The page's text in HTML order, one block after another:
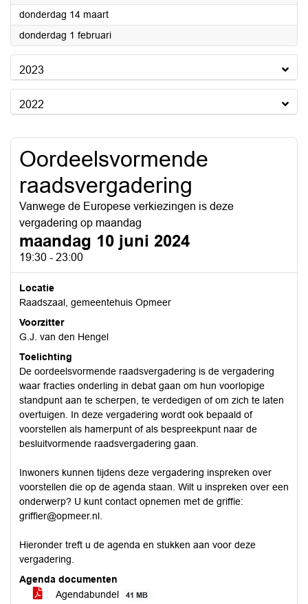
donderdag 14 maart2024
donderdag 1 februari2024
2023
2022
Oordeelsvormende
raadsvergadering
Vanwege de Europese verkiezingen is deze
vergadering op maandag
maandag 10 juni 2024
19:30 - 23:00
Locatie
Raadszaal, gemeentehuis Opmeer
Voorzitter
G.J. van den Hengel
Toelichting
De oordeelsvormende raadsvergadering is de vergadering
waar fracties onderling in debat gaan om hun voorlopige
standpunt aan te scherpen, te verdedigen of om zich te laten
overtuigen. In deze vergadering wordt ook bepaald of
voorstellen als hamerpunt of als bespreekpunt naar de
besluitvormende raadsvergadering gaan.
Inwoners kunnen tijdens deze vergadering inspreken over
voorstellen die op de agenda staan. Wilt u inspreken over een
onderwerp? U kunt contact opnemen met de griffie:
griffier@opmeer.nl.
Hieronder treft u de agenda en stukken aan voor deze
vergadering.
Agenda documenten
Agendabundel
41 MB